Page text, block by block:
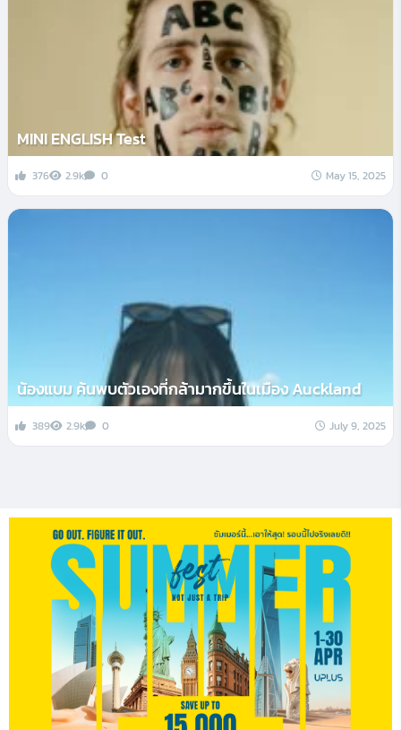
MINI ENGLISH Test
376 2.9k 0 May 15, 2025
น้องแบม ค้นพบตัวเองที่กล้ามากขึ้นในเมือง Auckland
389 2.9k 0 July 9, 2025